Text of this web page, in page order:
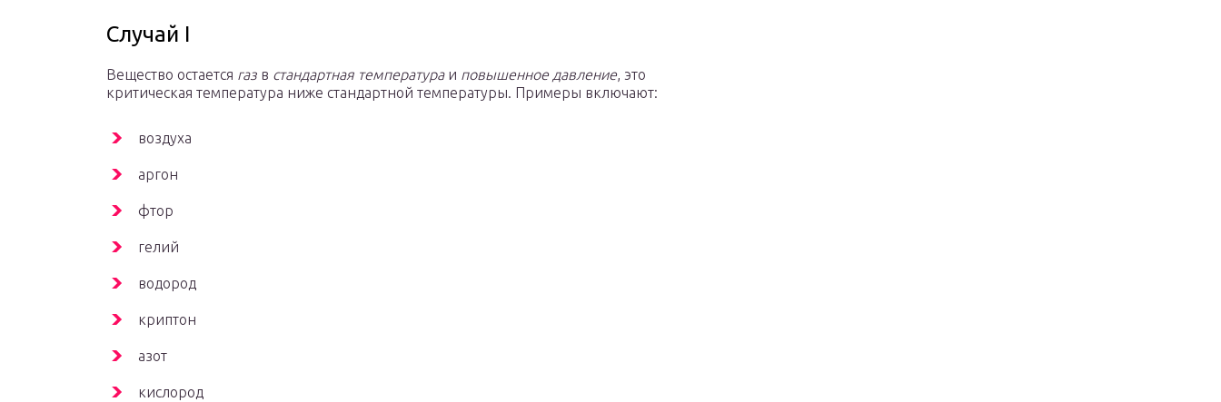
Случай I
Вещество остается газ в стандартная температураи повышенное давление, это
критическая температура ниже стандартной температуры. Примеры включают:
воздуха
аргон
фтор
гелий
водород
криптон
азот
кислород